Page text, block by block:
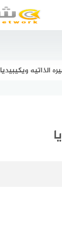
الذاتيه ويكيبيديا